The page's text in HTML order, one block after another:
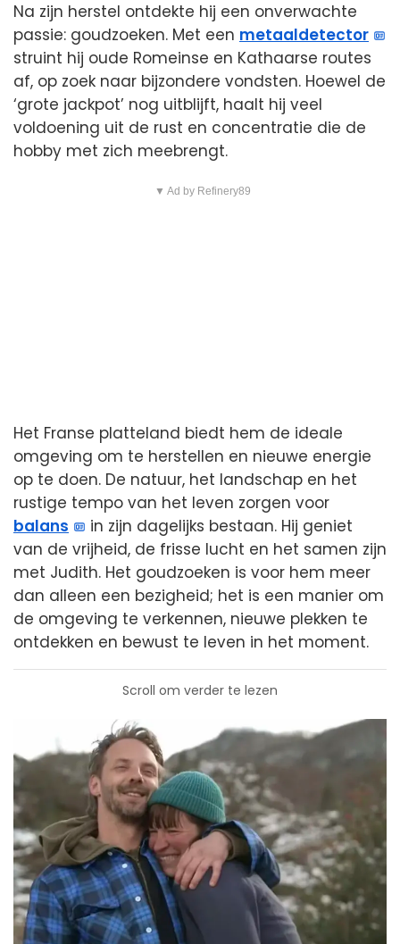
Na zijn herstel ontdekte hij een onverwachte
passie: goudzoeken. Met een metaaldetector
struint hij oude Romeinse en Kathaarse routes
af, op zoek naar bijzondere vondsten. Hoewel de
‘grote jackpot’ nog uitblijft, haalt hij veel
voldoening uit de rust en concentratie die de
hobby met zich meebrengt.
▼ Ad by Refinery89
Het Franse platteland biedt hem de ideale
omgeving om te herstellen en nieuwe energie
op te doen. De natuur, het landschap en het
rustige tempo van het leven zorgen voor
balans
in zijn dagelijks bestaan. Hij geniet
van de vrijheid, de frisse lucht en het samen zijn
met Judith. Het goudzoeken is voor hem meer
dan alleen een bezigheid; het is een manier om
de omgeving te verkennen, nieuwe plekken te
ontdekken en bewust te leven in het moment.
Scroll om verder te lezen